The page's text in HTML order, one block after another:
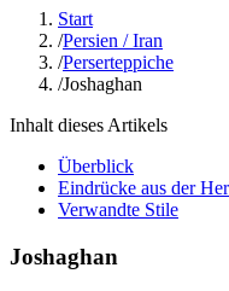
Start
/Persien / Iran
/Perserteppiche
/Joshaghan
Inhalt dieses Artikels
Überblick
Eindrücke aus der
Verwandte Stile
Joshaghan